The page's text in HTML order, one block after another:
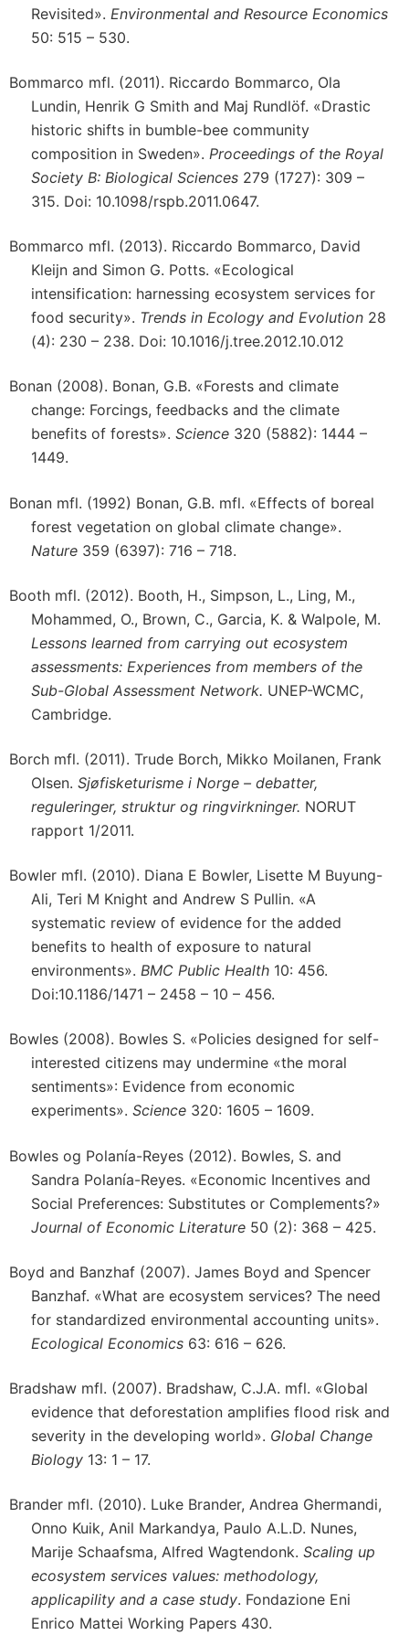
Revisited». Environmental and Resource Economics
50: 515 – 530.
Bommarco mfl. (2011). Riccardo Bommarco, Ola
Lundin, Henrik G Smith and Maj Rundlöf. «Drastic
historic shifts in bumble-bee community
composition in Sweden». Proceedings of the Royal
Society B: Biological Sciences 279 (1727): 309 –
315. Doi: 10.1098/rspb.2011.0647.
Bommarco mfl. (2013). Riccardo Bommarco, David
Kleijn and Simon G. Potts. «Ecological
intensification: harnessing ecosystem services for
food security». Trends in Ecology and Evolution 28
(4): 230 – 238. Doi: 10.1016/j.tree.2012.10.012
Bonan (2008). Bonan, G.B. «Forests and climate
change: Forcings, feedbacks and the climate
benefits of forests». Science 320 (5882): 1444 –
1449.
Bonan mfl. (1992) Bonan, G.B. mfl. «Effects of boreal
forest vegetation on global climate change».
Nature 359 (6397): 716 – 718.
Booth mfl. (2012). Booth, H., Simpson, L., Ling, M.,
Mohammed, O., Brown, C., Garcia, K. & Walpole, M.
Lessons learned from carrying out ecosystem
assessments: Experiences from members of the
Sub-Global Assessment Network. UNEP-WCMC,
Cambridge.
Borch mfl. (2011). Trude Borch, Mikko Moilanen, Frank
Olsen. Sjøfisketurisme i Norge – debatter,
reguleringer, struktur og ringvirkninger. NORUT
rapport 1/2011.
Bowler mfl. (2010). Diana E Bowler, Lisette M Buyung-
Ali, Teri M Knight and Andrew S Pullin. «A
systematic review of evidence for the added
benefits to health of exposure to natural
environments». BMC Public Health 10: 456.
Doi:10.1186/1471 – 2458 – 10 – 456.
Bowles (2008). Bowles S. «Policies designed for self-
interested citizens may undermine «the moral
sentiments»: Evidence from economic
experiments». Science 320: 1605 – 1609.
Bowles og Polanía-Reyes (2012). Bowles, S. and
Sandra Polanía-Reyes. «Economic Incentives and
Social Preferences: Substitutes or Complements?»
Journal of Economic Literature 50 (2): 368 – 425.
Boyd and Banzhaf (2007). James Boyd and Spencer
Banzhaf. «What are ecosystem services? The need
for standardized environmental accounting units».
Ecological Economics 63: 616 – 626.
Bradshaw mfl. (2007). Bradshaw, C.J.A. mfl. «Global
evidence that deforestation amplifies flood risk and
severity in the developing world». Global Change
Biology 13: 1 – 17.
Brander mfl. (2010). Luke Brander, Andrea Ghermandi,
Onno Kuik, Anil Markandya, Paulo A.L.D. Nunes,
Marije Schaafsma, Alfred Wagtendonk. Scaling up
ecosystem services values: methodology,
applicapility and a case study. Fondazione Eni
Enrico Mattei Working Papers 430.